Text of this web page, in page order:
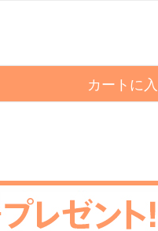
カートに